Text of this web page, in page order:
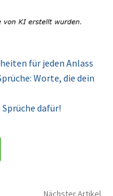
für jeden Anlass
Worte, die dein
dafür!
Nächster Artikel